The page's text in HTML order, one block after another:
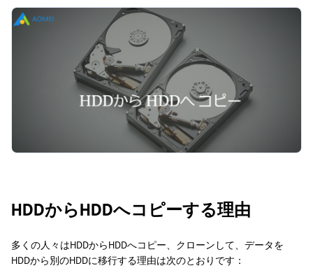
HDDからHDDへコピーする理由
多くの人々はHDDからHDDへコピー、クローンして、データを
HDDから別のHDDに移行する理由は次のとおりです：